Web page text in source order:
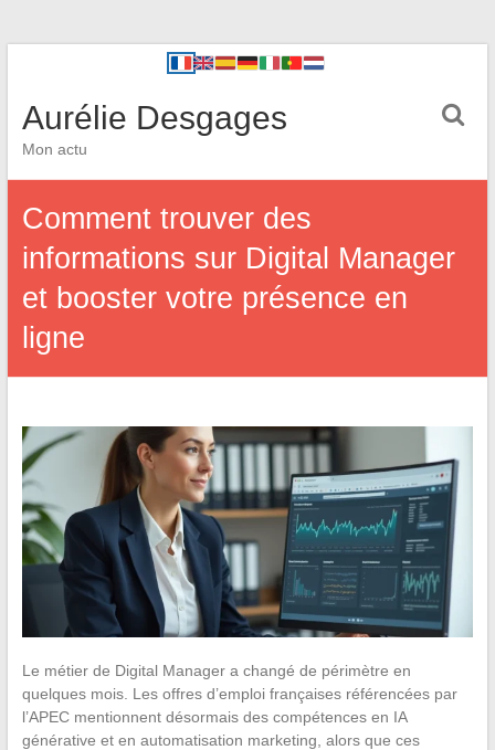
Aurélie Desgages
Mon actu
Comment trouver des
informations sur Digital Manager
et booster votre présence en
ligne
Le métier de Digital Manager a changé de périmètre en
quelques mois. Les offres d’emploi françaises référencées par
l’APEC mentionnent désormais des compétences en IA
générative et en automatisation marketing, alors que ces